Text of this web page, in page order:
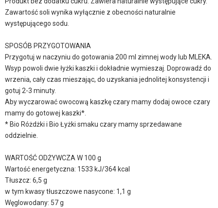
Zawartość soli wynika wyłącznie z obecności naturalnie
występującego sodu.
SPOSÓB PRZYGOTOWANIA
Przygotuj w naczyniu do gotowania 200 ml zimnej wody lub MLEKA.
Wsyp powoli dwie łyżki kaszki i dokładnie wymieszaj. Doprowadź do
wrzenia, cały czas mieszając, do uzyskania jednolitej konsystencji i
gotuj 2-3 minuty.
Aby wyczarować owocową kaszkę czary mamy dodaj owoce czary
mamy do gotowej kaszki*.
* Bio Różdżki i Bio Łyżki smaku czary mamy sprzedawane
oddzielnie.
WARTOŚĆ ODŻYWCZA W 100 g
Wartość energetyczna: 1533 kJ/364 kcal
Tłuszcz: 6,5 g
w tym kwasy tłuszczowe nasycone: 1,1 g
Węglowodany: 57 g